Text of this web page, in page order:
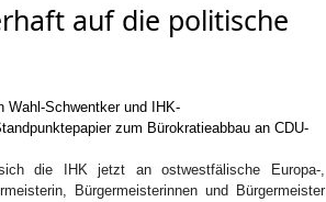
auf die politische
die IHK jetzt an ostwestfälische Europa-,
Bürgermeisterinnen und Bürgermeister